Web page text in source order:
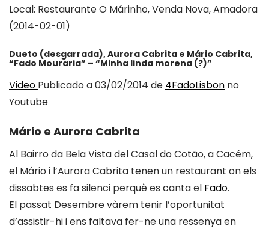
Local: Restaurante O Márinho, Venda Nova, Amadora
(2014-02-01)
Dueto (desgarrada), Aurora Cabrita e Mário Cabrita,
“Fado Mouraria” – “Minha linda morena (?)”
Video Publicado a 03/02/2014 de 4FadoLisbon no
Youtube
Mário e Aurora Cabrita
Al Bairro da Bela Vista del Casal do Cotão, a Cacém,
el Mário i l’Aurora Cabrita tenen un restaurant on els
dissabtes es fa silenci perquè es canta el Fado.
El passat Desembre vàrem tenir l’oportunitat
d’assistir-hi i ens faltava fer-ne una ressenya en